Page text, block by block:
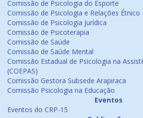
Comissão de Psicologia do Esporte
Comissão de Psicologia e Relações Étnico
Comissão de Psicologia Jurídica
Comissão de Psicoterapia
Comissão de Saúde
Comissão de Saúde Mental
Comissão Estadual de Psicologia na
(COEPAS)
Comissão Gestora Subsede Arapiraca
Comissão Psicologia na Educação
Eventos
Eventos do CRP-15